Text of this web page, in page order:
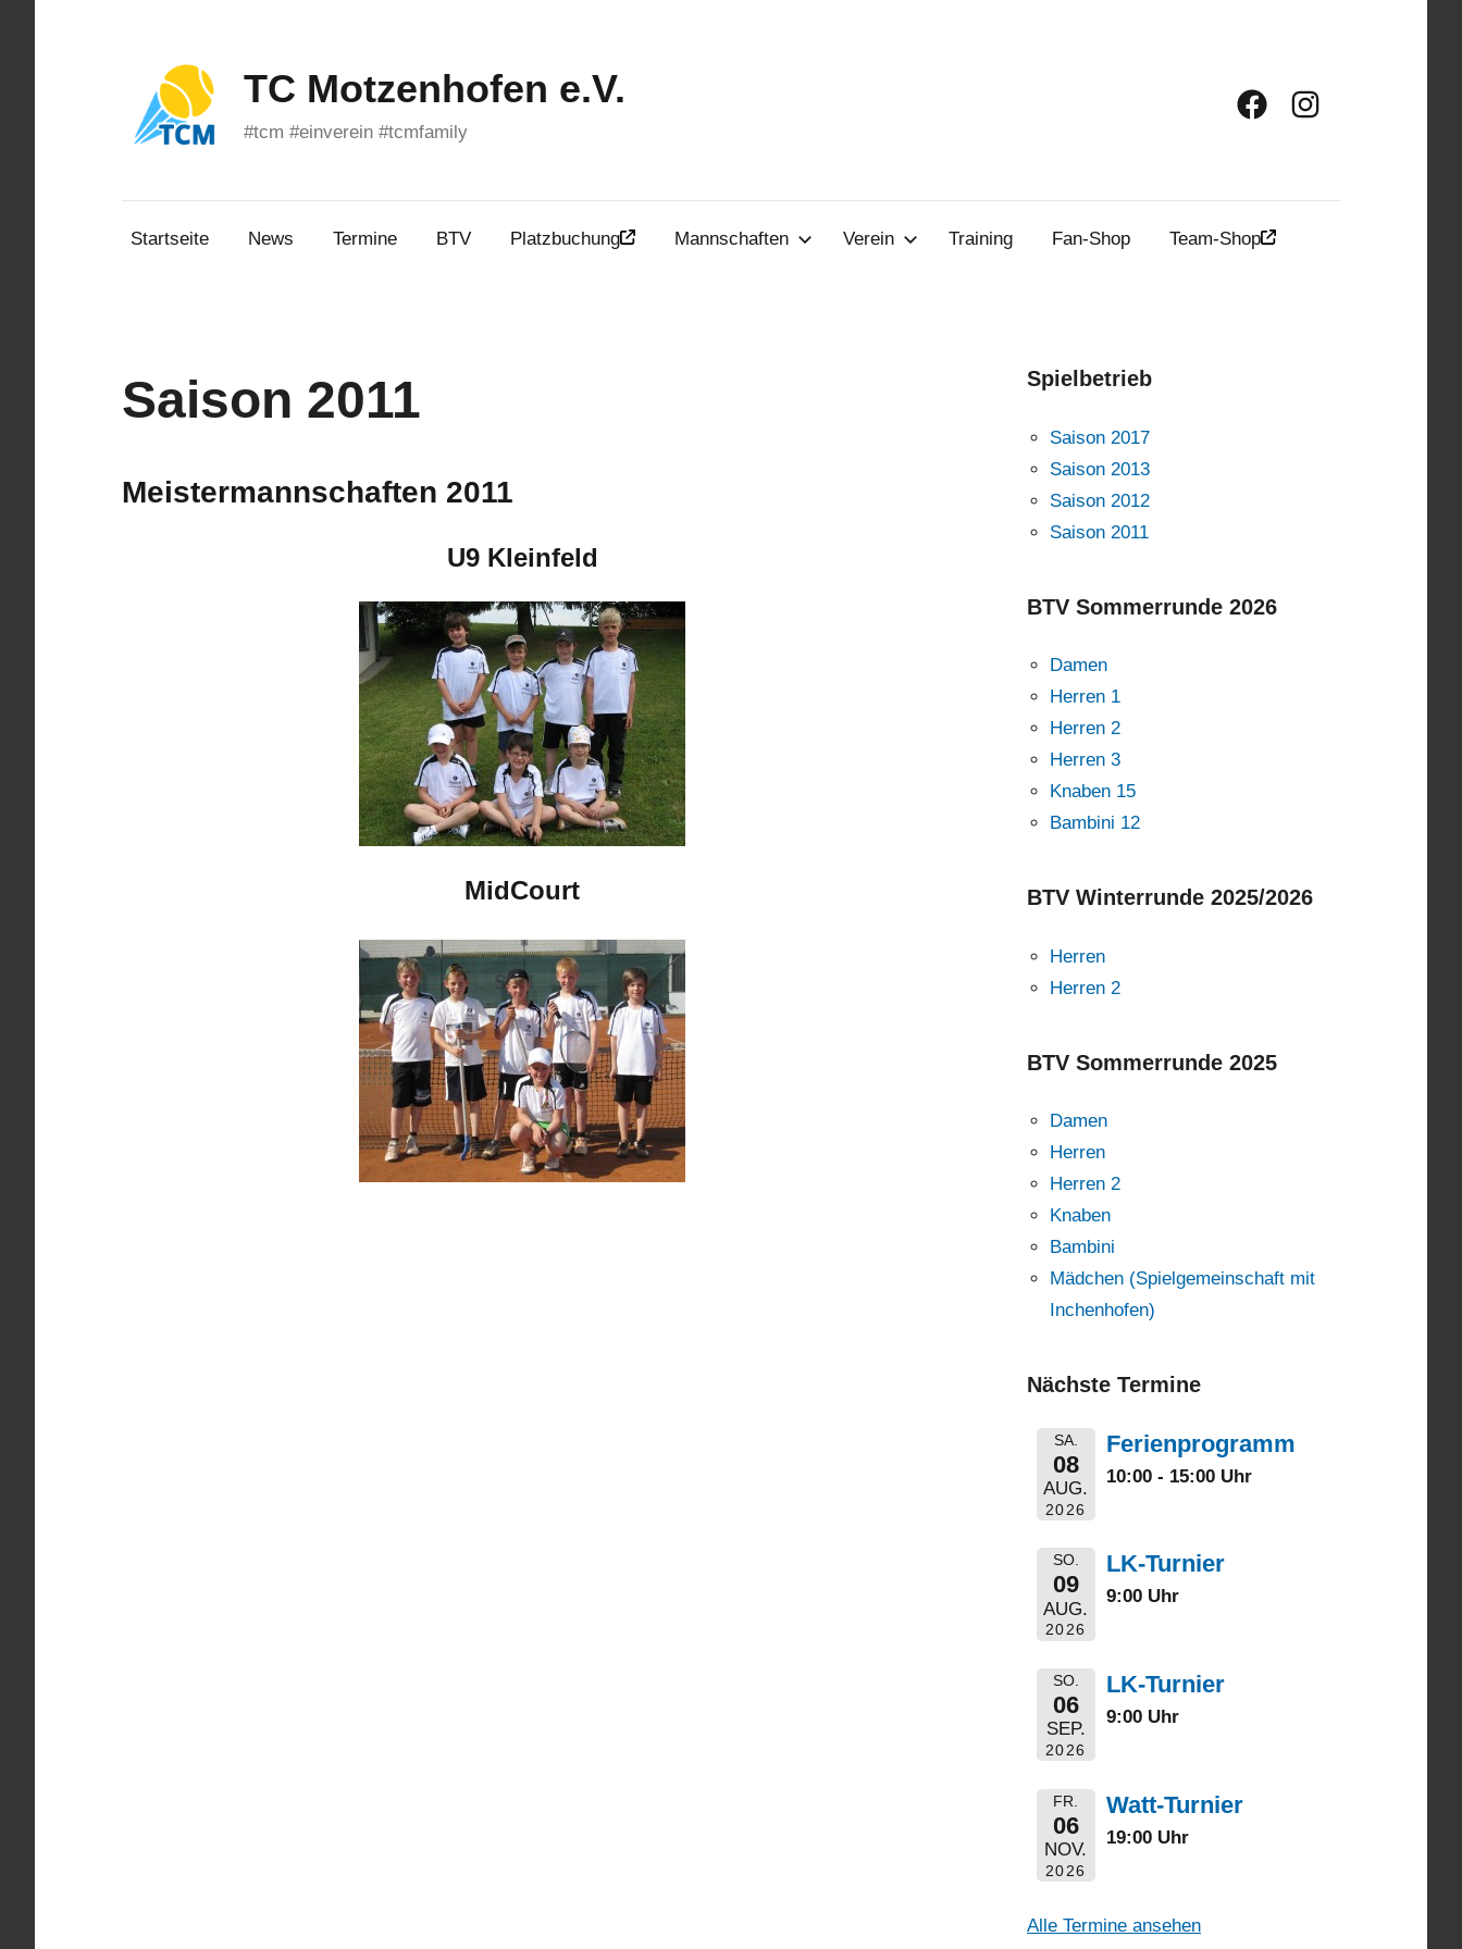
TC Motzenhofen e.V.
#tcm #einverein #tcmfamily
FacebookInstagram
Startseite News Termine BTV Platzbuchung Mannschaften Verein Training Fan-Shop Team-Shop
Saison 2011
Meistermannschaften 2011
U9 Kleinfeld
MidCourt
Spielbetrieb
Saison 2017
Saison 2013
Saison 2012
Saison 2011
BTV Sommerrunde 2026
Damen
Herren 1
Herren 2
Herren 3
Knaben 15
Bambini 12
BTV Winterrunde 2025/2026
Herren
Herren 2
BTV Sommerrunde 2025
Damen
Herren
Herren 2
Knaben
Bambini
Mädchen (Spielgemeinschaft mit
Inchenhofen)
Nächste Termine
SA.
08
AUG.
2026
Ferienprogramm
10:00 - 15:00 Uhr
SO.
09
AUG.
2026
LK-Turnier
9:00 Uhr
SO.
06
SEP.
2026
LK-Turnier
9:00 Uhr
FR.
06
NOV.
2026
Watt-Turnier
19:00 Uhr
Alle Termine ansehen